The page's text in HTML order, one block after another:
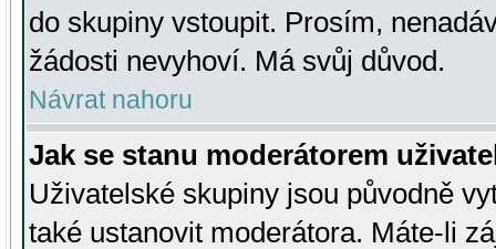
do skupiny vstoupit. Prosím,
žádosti nevyhoví. Má svůj důvod.
Návrat nahoru
Jak se stanu moderátorem
Uživatelské skupiny jsou původně
také ustanovit moderátora. Máte-li